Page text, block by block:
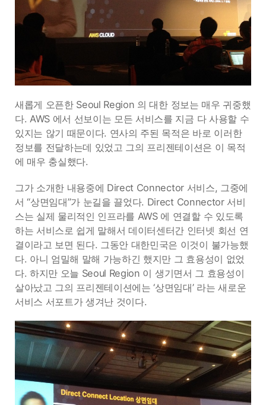
새롭게 오픈한 Seoul Region 의 대한 정보는 매우 귀중했
다. AWS 에서 선보이는 모든 서비스를 지금 다 사용할 수
있지는 않기 때문이다. 연사의 주된 목적은 바로 이러한
정보를 전달하는데 있었고 그의 프리젠테이션은 이 목적
에 매우 충실했다.
그가 소개한 내용중에 Direct Connector 서비스, 그중에
서 “상면임대”가 눈길을 끌었다. Direct Connector 서비
스는 실제 물리적인 인프라를 AWS 에 연결할 수 있도록
하는 서비스로 쉽게 말해서 데이터센터간 인터넷 회선 연
결이라고 보면 된다. 그동안 대한민국은 이것이 불가능했
다. 아니 엄밀해 말해 가능하긴 했지만 그 효용성이 없었
다. 하지만 오늘 Seoul Region 이 생기면서 그 효용성이
살아났고 그의 프리젠테이션에는 ‘상면임대’ 라는 새로운
서비스 서포트가 생겨난 것이다.